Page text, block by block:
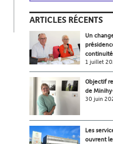
ARTICLES RÉCENTS
Un
continuité
1 juillet
Objectif
de
30 juin
Les
ouvrent